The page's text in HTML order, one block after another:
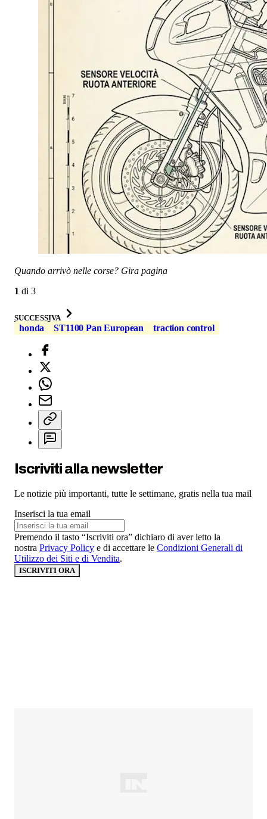
Quando arrivò nelle corse? Gira pagina
1 di 3
SUCCESSIVA
honda ST1100 Pan European traction control
Iscriviti alla newsletter
Le notizie più importanti, tutte le settimane, gratis nella tua mail
Inserisci la tua email
Premendo il tasto “Iscriviti ora” dichiaro di aver letto la
nostra Privacy Policy e di accettare le Condizioni Generali di
Utilizzo dei Siti e di Vendita.
ISCRIVITI ORA